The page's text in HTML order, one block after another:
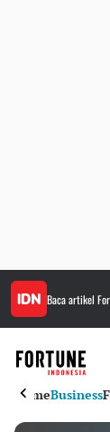
Baca artikel
HomeBusiness